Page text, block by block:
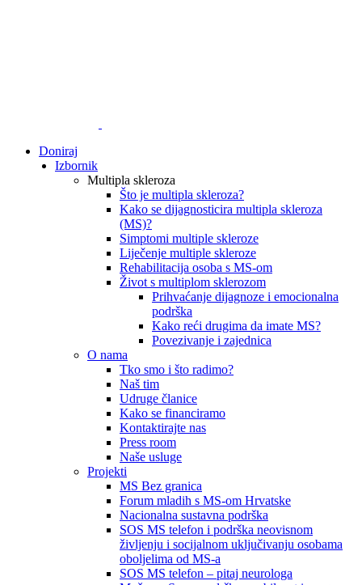
Doniraj
Izbornik
Multipla skleroza
Što je multipla skleroza?
Kako se dijagnosticira multipla skleroza
(MS)?
Simptomi multiple skleroze
Liječenje multiple skleroze
Rehabilitacija osoba s MS-om
Život s multiplom sklerozom
Prihvaćanje dijagnoze i emocionalna
podrška
Kako reći drugima da imate MS?
Povezivanje i zajednica
O nama
Tko smo i što radimo?
Naš tim
Udruge članice
Kako se financiramo
Kontaktirajte nas
Press room
Naše usluge
Projekti
MS Bez granica
Forum mladih s MS-om Hrvatske
Nacionalna sustavna podrška
SOS MS telefon i podrška neovisnom
življenju i socijalnom uključivanju osobama
oboljelima od MS-a
SOS MS telefon – pitaj neurologa